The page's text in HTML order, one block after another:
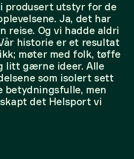
produsert utstyr for de
Ja, det har
Og vi hadde aldri
historie er et resultat
møter med folk, tøffe
litt gærne ideer. Alle
som isolert sett
betydningsfulle, men
det Helsport vi